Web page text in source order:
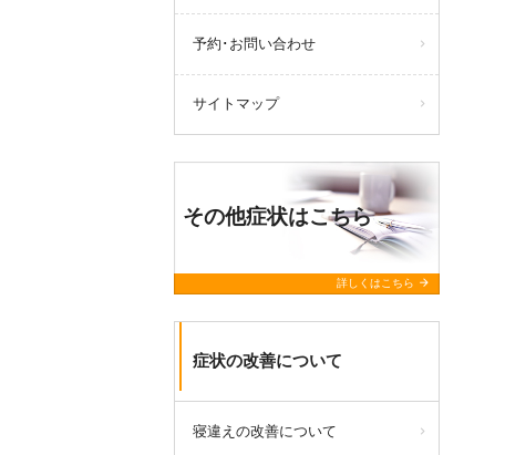
予約･お問い合わせ
サイトマップ
その他症状はこちら
詳しくはこちら arrow_forward
症状の改善について
寝違えの改善について